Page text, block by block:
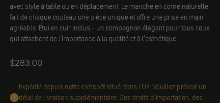
avec style à table ou en déplacement. Le manche en corne naturelle
fait de chaque couteau une pièce unique et offre une prise en main
agréable. Étui en cuir inclus - un compagnon élégant pour tous ceux
qui attachent de l'importance à la qualité et à l'esthétique.
Angebot
$283.00
Expédié depuis notre entrepôt situé dans l'UE. Veuillez prévoir un
délai de livraison supplémentaire. Des droits d'importation, des